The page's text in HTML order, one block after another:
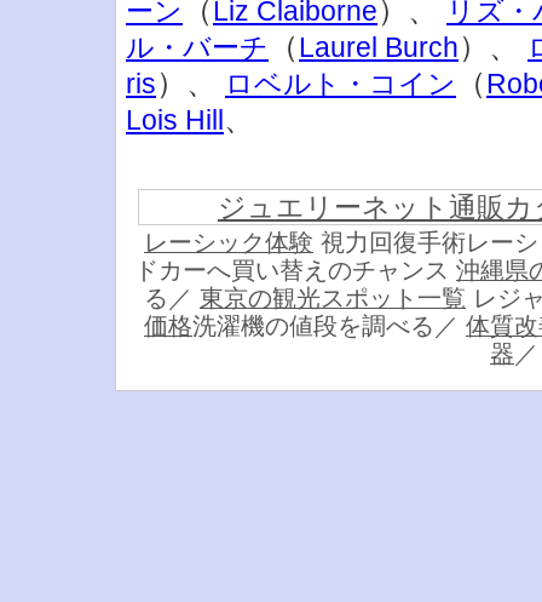
ーン
（Liz Claiborne）、
リズ
ル・バーチ
（Laurel Burch）、
ris）、 ロベルト・コイン （
Lois Hill
ジュエリーネット通販
レーシック体験 視力回復手術レー
ドカーへ買い替えのチャンス 沖縄県
る／ 東京の観光スポット一覧 レジ
価格洗濯機の値段を調べる／ 体質
器